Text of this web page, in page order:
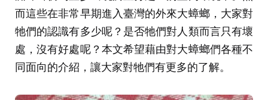
而這些在非常早期進入臺灣的外來大蟑螂，大家對
牠們的認識有多少呢？是否牠們對人類而言只有壞
處，沒有好處呢？本文希望藉由對大蟑螂們各種不
同面向的介紹，讓大家對牠們有更多的了解。